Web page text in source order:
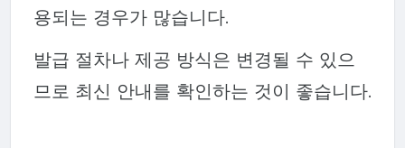
용되는 경우가 많습니다.
발급 절차나 제공 방식은 변경될 수 있으
므로 최신 안내를 확인하는 것이 좋습니다.